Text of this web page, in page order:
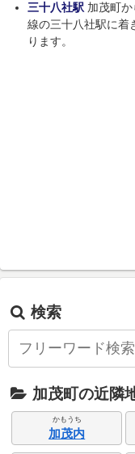
三十八社駅 加茂町
線の三十八社駅に着
ります。
検索
加茂町の近隣
かもうち
加茂内